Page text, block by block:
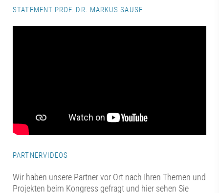
STATEMENT PROF. DR. MARKUS SAUSE
PARTNERVIDEOS
Wir haben unsere Partner vor Ort nach Ihren Themen und
Projekten beim Kongress gefragt und hier sehen Sie